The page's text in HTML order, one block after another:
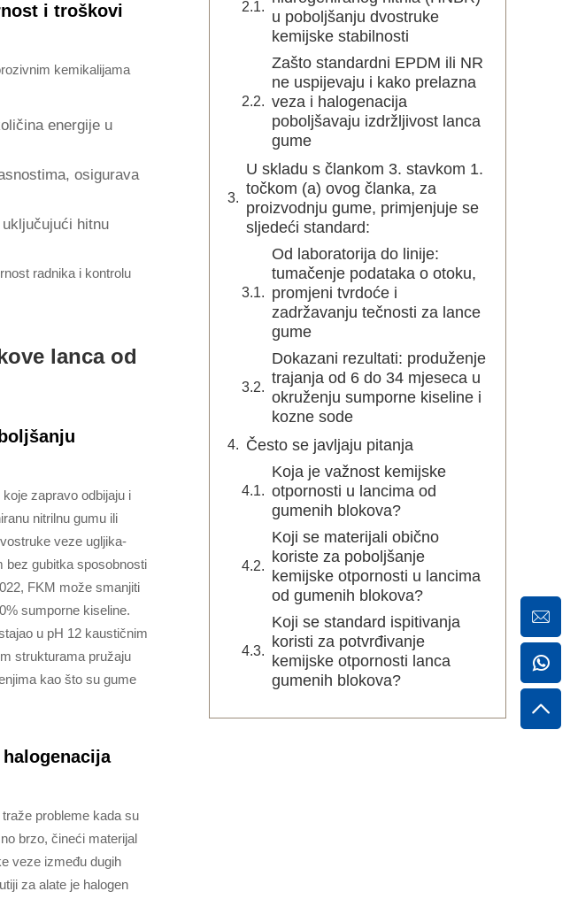
i troškovi
kemikalijama
energije u
osigurava
hitnu
radnika i kontrolu
lanca od
zapravo odbijaju i
nitrilnu gumu ili
veze ugljika-
bez gubitka sposobnosti
FKM može smanjiti
sumporne kiseline.
u pH 12 kaustičnim
strukturama pružaju
kao što su gume
probleme kada su
brzo, čineći materijal
veze između dugih
za alate je halogen
u poboljšanju dvostruke
kemijske stabilnosti
Zašto standardni EPDM ili NR
ne uspijevaju i kako prelazna
veza i halogenacija
poboljšavaju izdržljivost lanca
gume
U skladu s člankom 3. stavkom 1.
točkom (a) ovog članka, za
proizvodnju gume, primjenjuje se
sljedeći standard:
Od laboratorija do linije:
tumačenje podataka o otoku,
promjeni tvrdoće i
zadržavanju tečnosti za lance
gume
Dokazani rezultati: produženje
trajanja od 6 do 34 mjeseca u
okruženju sumporne kiseline i
kozne sode
Često se javljaju pitanja
Koja je važnost kemijske
otpornosti u lancima od
gumenih blokova?
Koji se materijali obično
koriste za poboljšanje
kemijske otpornosti u lancima
od gumenih blokova?
Koji se standard ispitivanja
koristi za potvrđivanje
kemijske otpornosti lanca
gumenih blokova?